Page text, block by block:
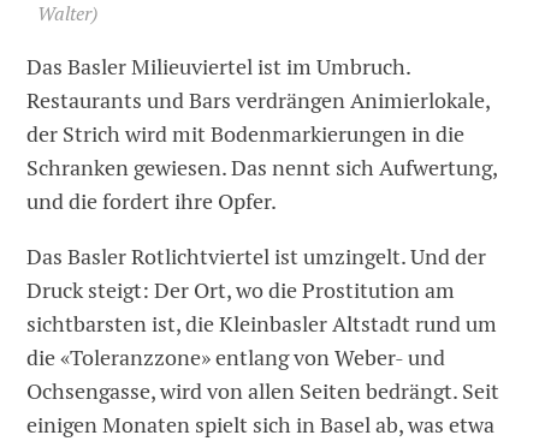
Walter)
Das Basler Milieuviertel ist im Umbruch.
Restaurants und Bars verdrängen Animierlokale,
der Strich wird mit Bodenmarkierungen in die
Schranken gewiesen. Das nennt sich Aufwertung,
und die fordert ihre Opfer.
Das Basler Rotlichtviertel ist umzingelt. Und der
Druck steigt: Der Ort, wo die Prostitution am
sichtbarsten ist, die Kleinbasler Altstadt rund um
die «Toleranzzone» entlang von Weber- und
Ochsengasse, wird von allen Seiten bedrängt. Seit
einigen Monaten spielt sich in Basel ab, was etwa